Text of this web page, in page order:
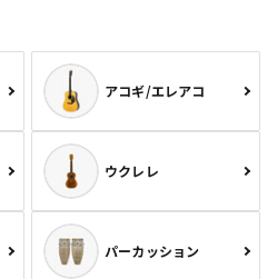
アコギ/エレアコ
ウクレレ
パーカッション